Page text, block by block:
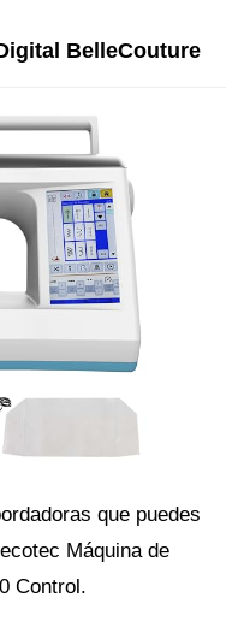
BelleCouture
que puedes
Máquina de
Control.